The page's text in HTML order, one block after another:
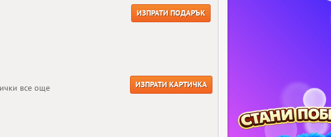
ИЗПРАТИ ПОДАРЪК
все още
ИЗПРАТИ КАРТИЧКА